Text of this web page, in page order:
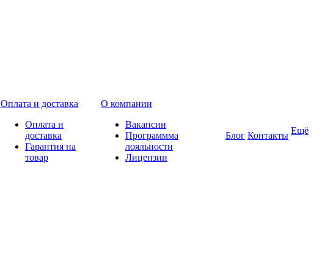
Оплата и доставка
Оплата и
доставка
Гарантия на
товар
О компании
Вакансии
Программма
лояльности
Лицензии
Блог Контакты Ещё